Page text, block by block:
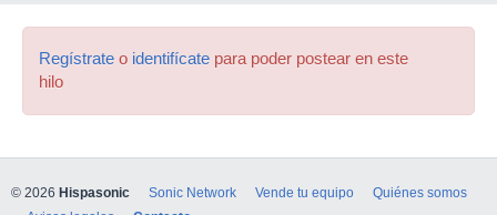
Regístrate o identifícate para poder postear en este
hilo
© 2026 Hispasonic Sonic Network Vende tu equipo
Quiénes somos